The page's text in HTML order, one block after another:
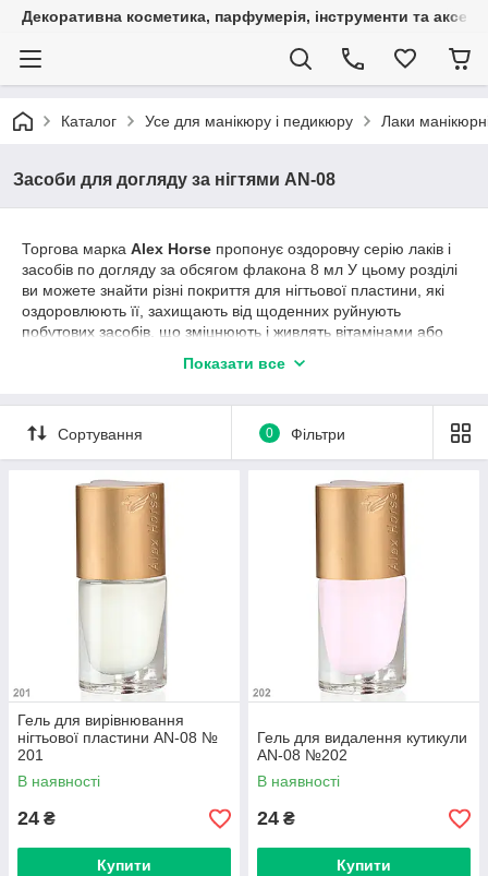
Декоративна косметика, парфумерія, інструменти та
Каталог Усе для манікюру і педикюру Лаки
Засоби для догляду за нігтями AN-08
Торгова марка Alex Horse пропонує оздоровчу серію лаків і
засобів по догляду за обсягом флакона 8 мл У цьому розділі
ви можете знайти різні покриття для нігтьової пластини, які
оздоровлюють її, захищають від щоденних руйнують
побутових засобів, що зміцнюють і живлять вітамінами або
шовку, які додають міцності і еластичності нігтям, і з
весь організм.
Також зверніть увагу, що тут можна придбатипрофесійні
засоби для пом'якшення кутикули
, в тому числі
косметичний скраб. Така добірка лікарських та захисних
засобів для нігтів і кутикули буде цікава і майстрам манікюру і
кожній дівчині, яка піклується про красу і здоров'я своїх рук.
Показати все
Сортування 0 Фільтри
Гель для вирівнювання
нігтьової пластини AN-08 №
201
В наявності
24 ₴
Купити
Гель для видалення кутикули
AN-08 №202
В наявності
24 ₴
Купити